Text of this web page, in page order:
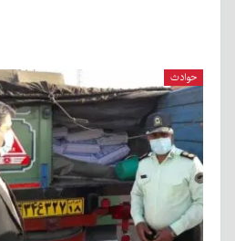
حوادث